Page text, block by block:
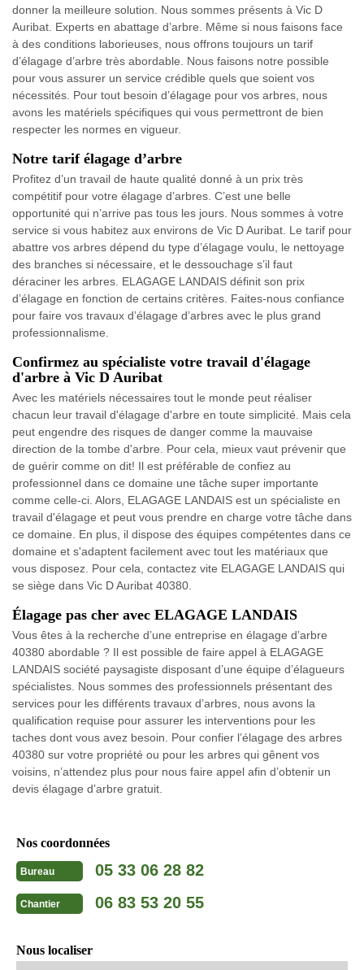
donner la meilleure solution. Nous sommes présents à Vic D
Auribat. Experts en abattage d’arbre. Même si nous faisons face
à des conditions laborieuses, nous offrons toujours un tarif
d’élagage d’arbre très abordable. Nous faisons notre possible
pour vous assurer un service crédible quels que soient vos
nécessités. Pour tout besoin d’élagage pour vos arbres, nous
avons les matériels spécifiques qui vous permettront de bien
respecter les normes en vigueur.
Notre tarif élagage d’arbre
Profitez d’un travail de haute qualité donné à un prix très
compétitif pour votre élagage d’arbres. C’est une belle
opportunité qui n’arrive pas tous les jours. Nous sommes à votre
service si vous habitez aux environs de Vic D Auribat. Le tarif pour
abattre vos arbres dépend du type d’élagage voulu, le nettoyage
des branches si nécessaire, et le dessouchage s’il faut
déraciner les arbres. ELAGAGE LANDAIS définit son prix
d’élagage en fonction de certains critères. Faites-nous confiance
pour faire vos travaux d’élagage d’arbres avec le plus grand
professionnalisme.
Confirmez au spécialiste votre travail d'élagage
d'arbre à Vic D Auribat
Avec les matériels nécessaires tout le monde peut réaliser
chacun leur travail d'élagage d'arbre en toute simplicité. Mais cela
peut engendre des risques de danger comme la mauvaise
direction de la tombe d'arbre. Pour cela, mieux vaut prévenir que
de guérir comme on dit! Il est préférable de confiez au
professionnel dans ce domaine une tâche super importante
comme celle-ci. Alors, ELAGAGE LANDAIS est un spécialiste en
travail d'élagage et peut vous prendre en charge votre tâche dans
ce domaine. En plus, il dispose des équipes compétentes dans ce
domaine et s'adaptent facilement avec tout les matériaux que
vous disposez. Pour cela, contactez vite ELAGAGE LANDAIS qui
se siège dans Vic D Auribat 40380.
Élagage pas cher avec ELAGAGE LANDAIS
Vous êtes à la recherche d’une entreprise en élagage d’arbre
40380 abordable ? Il est possible de faire appel à ELAGAGE
LANDAIS société paysagiste disposant d’une équipe d’élagueurs
spécialistes. Nous sommes des professionnels présentant des
services pour les différents travaux d’arbres, nous avons la
qualification requise pour assurer les interventions pour les
taches dont vous avez besoin. Pour confier l’élagage des arbres
40380 sur votre propriété ou pour les arbres qui gênent vos
voisins, n’attendez plus pour nous faire appel afin d’obtenir un
devis élagage d’arbre gratuit.
Nos coordonnées
Bureau 05 33 06 28 82
Chantier 06 83 53 20 55
Nous localiser